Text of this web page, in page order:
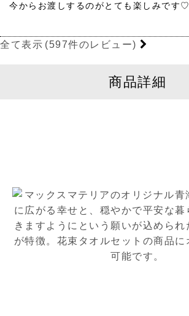
今からお渡しするのがとても楽しみです♡
全て表示 (597件のレビュー)
商品詳細